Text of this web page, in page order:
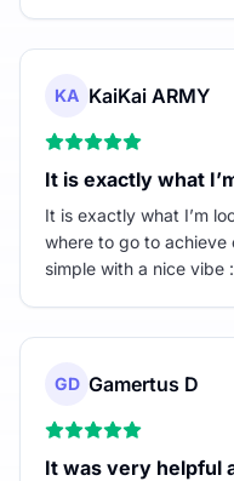
KA KaiKai ARMY
It is exactly what
It is exactly what I’m
where to go to achieve
simple with a nice vibe
GD Gamertus D
It was very helpful